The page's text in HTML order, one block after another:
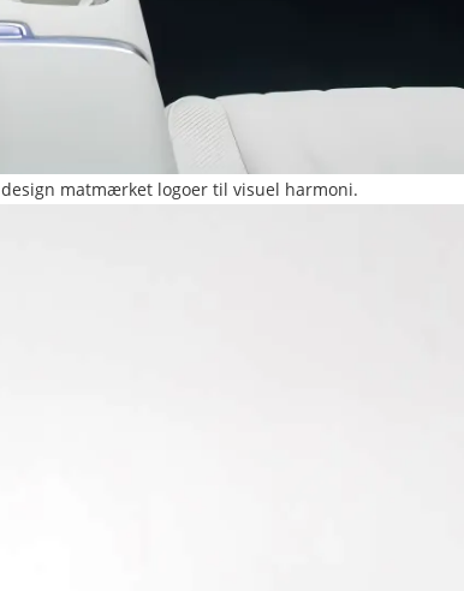
matmærket logoer til visuel harmoni.